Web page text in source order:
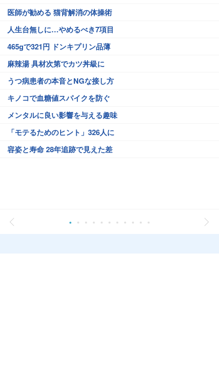
医師が勧める 猫背解消の体操術
人生台無しに…やめるべき7項目
465gで321円 ドンキプリン品薄
麻辣湯 具材次第でカツ丼級に
うつ病患者の本音とNGな接し方
キノコで血糖値スパイクを防ぐ
メンタルに良い影響を与える趣味
「モテるためのヒント」326人に
容姿と寿命 28年追跡で見えた差